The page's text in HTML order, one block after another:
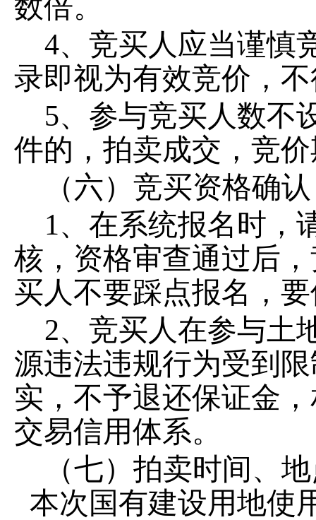
数倍。
4、竞买人应当谨慎
录即视为有效竞价，
5、参与竞买人数不
件的，拍卖成交，竞
（六）竞买资格确认
1、在系统报名时，
核，资格审查通过后
买人不要踩点报名，
2、竞买人在参与土
源违法违规行为受到
实，不予退还保证金
交易信用体系。
（七）拍卖时间、
本次国有建设用地使